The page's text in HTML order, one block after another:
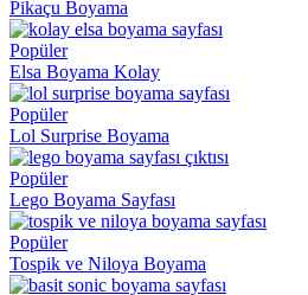
Pikaçu Boyama
Popüler
Elsa Boyama Kolay
Popüler
Lol Surprise Boyama
Popüler
Lego Boyama Sayfası
Popüler
Tospik ve Niloya Boyama